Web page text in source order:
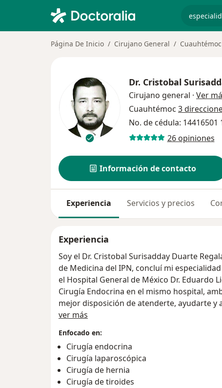
Página De Inicio Cirujano General Cuauhtémoc
Dr. Cristobal
Cirujano general · Ver
Cuauhtémoc 3
No. de cédula: 14416501
26 opiniones
Información de contacto
Experiencia Servicios y precios
Experiencia
Soy el Dr. Cristobal Surisadday Duarte
de Medicina del IPN, concluí mi
el Hospital General de México Dr. Eduardo
Cirugía Endocrina en el mismo hospital,
mejor disposición de atenderte, ayudarte
tu patología digestiva y endocrina.
ver más
Enfocado en:
Cirugía endocrina
Cirugía laparoscópica
Cirugía de hernia
Cirugía de tiroides